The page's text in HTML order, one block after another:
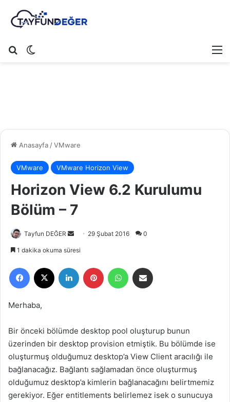
Arama yap ...
Anasayfa/VMware
VMware VMware Horizon View
Horizon View 6.2 Kurulumu
Bölüm – 7
Tayfun DEĞER
e
-
t
a
g
ö
n
d
29 Şubat 2016 0
1 dakika okuma süresi
Merhaba,
Bir önceki bölümde desktop pool oluşturup bunun
üzerinden bir desktop provision etmiştik. Bu bölümde ise
oluşturmuş olduğumuz desktop’a View Client aracılığı ile
bağlanacağız. Bağlantı sağlamadan önce oluşturmuş
olduğumuz desktop’a kimlerin bağlanacağını belirtmemiz
gerekiyor. Eğer entitlements belirlemez isek o sunucuya